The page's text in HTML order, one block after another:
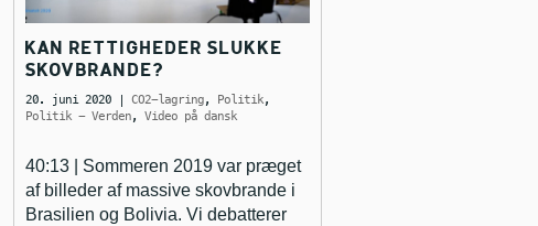
KAN RETTIGHEDER SLUKKE
SKOVBRANDE?
20. juni 2020| CO2-lagring, Politik,
Politik - Verden, Video på dansk
40:13 | Sommeren 2019 var præget
af billeder af massive skovbrande i
Brasilien og Bolivia. Vi debatterer